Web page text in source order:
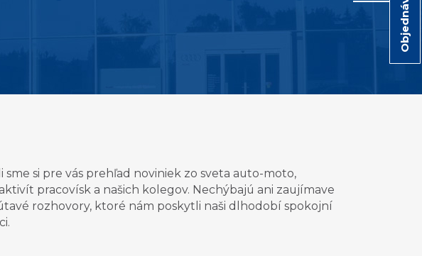
sme si pre vás prehľad noviniek zo sveta auto-moto,
pracovísk a našich kolegov. Nechýbajú ani zaujímave
rozhovory, ktoré nám poskytli naši dlhodobí spokojní